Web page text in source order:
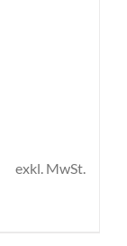
exkl. MwSt.